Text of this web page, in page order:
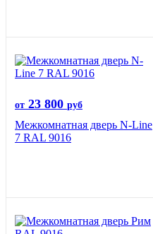
от 23 800 руб
Межкомнатная дверь N-Line
7 RAL 9016